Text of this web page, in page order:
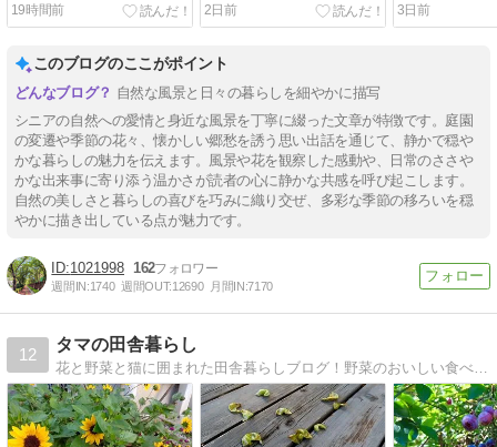
19時間前
2日前
3日前
このブログのここがポイント
自然な風景と日々の暮らしを細やかに描写
シニアの自然への愛情と身近な風景を丁寧に綴った文章が特徴です。庭園
の変遷や季節の花々、懐かしい郷愁を誘う思い出話を通じて、静かで穏や
かな暮らしの魅力を伝えます。風景や花を観察した感動や、日常のささや
かな出来事に寄り添う温かさが読者の心に静かな共感を呼び起こします。
自然の美しさと暮らしの喜びを巧みに織り交ぜ、多彩な季節の移ろいを穏
やかに描き出している点が魅力です。
1021998 162
週間IN:1740 週間OUT:12690 月間IN:7170
12
タマの田舎暮らし
花と野菜と猫に囲まれた田舎暮らしブログ！野菜のおいしい食べ方、猫たちとの楽しい田舎暮らし、ガーデニング、土ひねりなど紹介